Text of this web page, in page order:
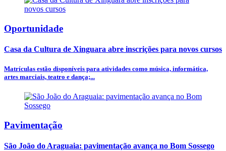
Oportunidade
Casa da Cultura de Xinguara abre inscrições para novos cursos
Matrículas estão disponíveis para atividades como música, informática,
artes marciais, teatro e dança;...
Pavimentação
São João do Araguaia: pavimentação avança no Bom Sossego